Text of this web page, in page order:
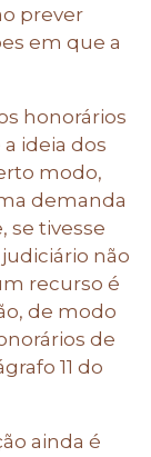
prever
em que a
honorários
ideia dos
modo,
demanda
se tivesse
não
recurso é
de modo
de
11 do
ainda é